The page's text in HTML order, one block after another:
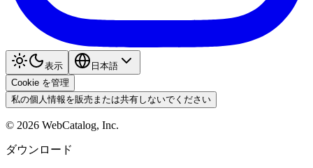
表示
日本語
Cookie を管理
私の個人情報を販売または共有しないでください
© 2026 WebCatalog, Inc.
ダウンロード